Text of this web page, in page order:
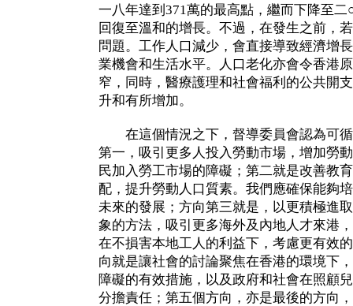
一八年達到371萬的最高點，繼而下降至
回復至溫和的增長。不過，在發生之前，
問題。工作人口減少，會直接導致經濟增
業機會和生活水平。人口老化亦會令香港
窄，同時，醫療護理和社會福利的公共開
升和有所增加。
在這個情況之下，督導委員會認為可循
第一，吸引更多人投入勞動市場，增加勞
民加入勞工市場的障礙；第二就是改善教
配，提升勞動人口質素。我們應確保能夠
未來的發展；方向第三就是，以更積極進
象的方法，吸引更多海外及內地人才來港
在不損害本地工人的利益下，考慮更有效
向就是讓社會的討論聚焦在香港的環境下
障礙的有效措施，以及政府和社會在照顧
分擔責任；第五個方向，亦是最後的方向